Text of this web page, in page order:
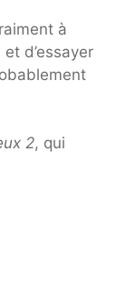
à
d’essayer
2, qui